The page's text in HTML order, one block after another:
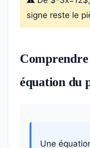
signe reste le
Comprendre
équation du
Une